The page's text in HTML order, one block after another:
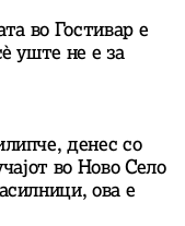
во Гостивар е
уште не е за
денес со
во Ново Село
ова е